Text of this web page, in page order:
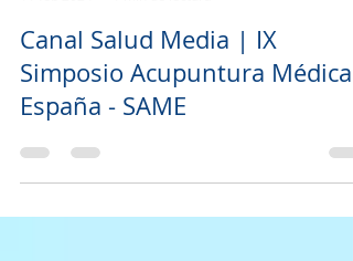
11 feb 2024
1 min de lectura
Canal Salud Media | IX
Simposio Acupuntura Médica
España - SAME